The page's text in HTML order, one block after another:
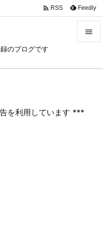
のブログです

前へ
 RSS Feedly
を利用しています ***